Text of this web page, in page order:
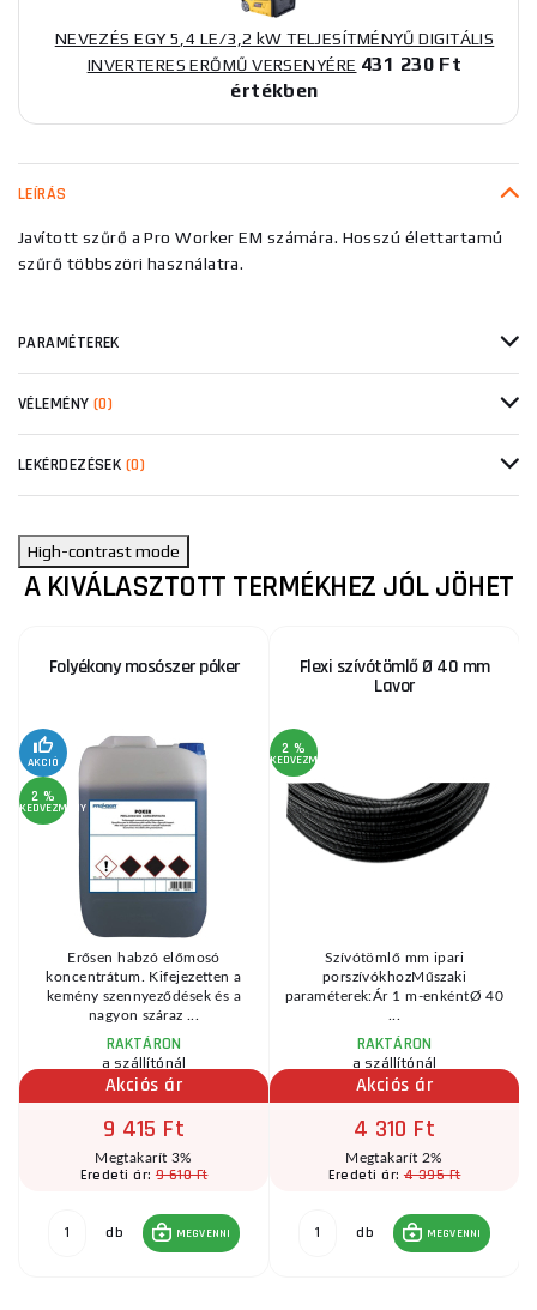
NEVEZÉS EGY 5,4 LE/3,2 kW TELJESÍTMÉNYŰ DIGITÁLIS
INVERTERES ERŐMŰ VERSENYÉRE 431 230 Ft
értékben
LEÍRÁS
Javított szűrő a Pro Worker EM számára. Hosszú élettartamú
szűrő többszöri használatra.
PARAMÉTEREK
VÉLEMÉNY (0)
LEKÉRDEZÉSEK (0)
High-contrast mode
A KIVÁLASZTOTT TERMÉKHEZ JÓL JÖHET
Folyékony mosószer póker
AKCIÓ
2 %
KEDVEZMÉNY
Erősen habzó előmosó
koncentrátum. Kifejezetten a
kemény szennyeződések és a
nagyon száraz ...
RAKTÁRON
a szállítónál
Akciós ár
9 415 Ft
Megtakarít 3%
Eredeti ár:9 610 Ft
db MEGVENNI
Flexi szívótömlő Ø 40 mm
Lavor
2 %
KEDVEZMÉNY
Szívótömlő mm ipari
porszívókhozMűszaki
paraméterek:Ár 1 m-enkéntØ 40
RAKTÁRON
a szállítónál
Akciós ár
4 310 Ft
Megtakarít 2%
Eredeti ár:4 395 Ft
db MEGVENNI